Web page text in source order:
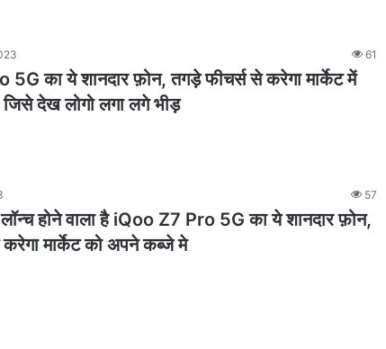
61
का ये शानदार फ़ोन, तगड़े फीचर्स से करेगा मार्केट में
देख लोगो लगा लगे भीड़
57
होने वाला है iQoo Z7 Pro 5G का ये शानदार फ़ोन,
मार्केट को अपने कब्जे मे